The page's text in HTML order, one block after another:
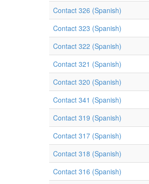
Contact 326 (Spanish)
Contact 323 (Spanish)
Contact 322 (Spanish)
Contact 321 (Spanish)
Contact 320 (Spanish)
Contact 341 (Spanish)
Contact 319 (Spanish)
Contact 317 (Spanish)
Contact 318 (Spanish)
Contact 316 (Spanish)